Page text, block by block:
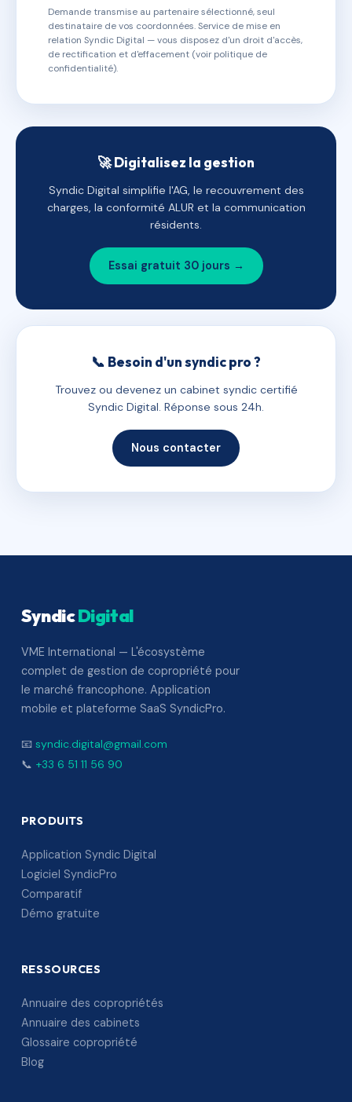
Demande transmise au partenaire sélectionné, seul
destinataire de vos coordonnées. Service de mise en
relation Syndic Digital — vous disposez d'un droit d'accès,
de rectification et d'effacement (voir politique de
confidentialité).
🚀 Digitalisez la gestion
Syndic Digital simplifie l'AG, le recouvrement des
charges, la conformité ALUR et la communication
résidents.
Essai gratuit 30 jours →
📞 Besoin d'un syndic pro ?
Trouvez ou devenez un cabinet syndic certifié
Syndic Digital. Réponse sous 24h.
Nous contacter
SyndicDigital
VME International — L'écosystème
complet de gestion de copropriété pour
le marché francophone. Application
mobile et plateforme SaaS SyndicPro.
📧 syndic.digital@gmail.com
📞 +33 6 51 11 56 90
PRODUITS
Application Syndic Digital
Logiciel SyndicPro
Comparatif
Démo gratuite
RESSOURCES
Annuaire des copropriétés
Annuaire des cabinets
Glossaire copropriété
Blog